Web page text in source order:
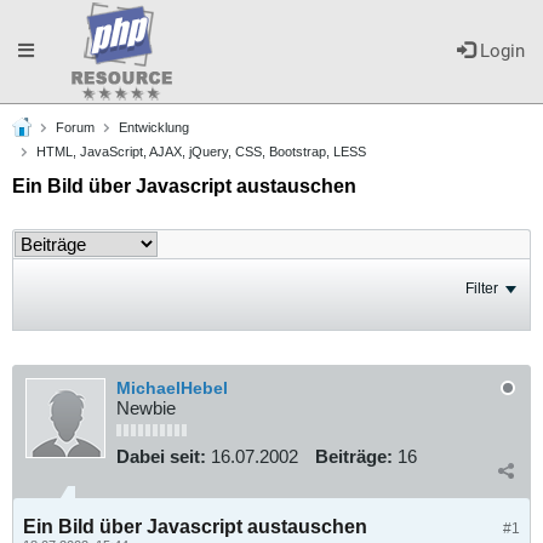
Login
Toggle
navigation
Forum
Entwicklung
HTML, JavaScript, AJAX, jQuery, CSS, Bootstrap, LESS
Ein Bild über Javascript austauschen
Filter
MichaelHebel
Newbie
Dabei seit: 16.07.2002 Beiträge: 16
#1
Ein Bild über Javascript austauschen